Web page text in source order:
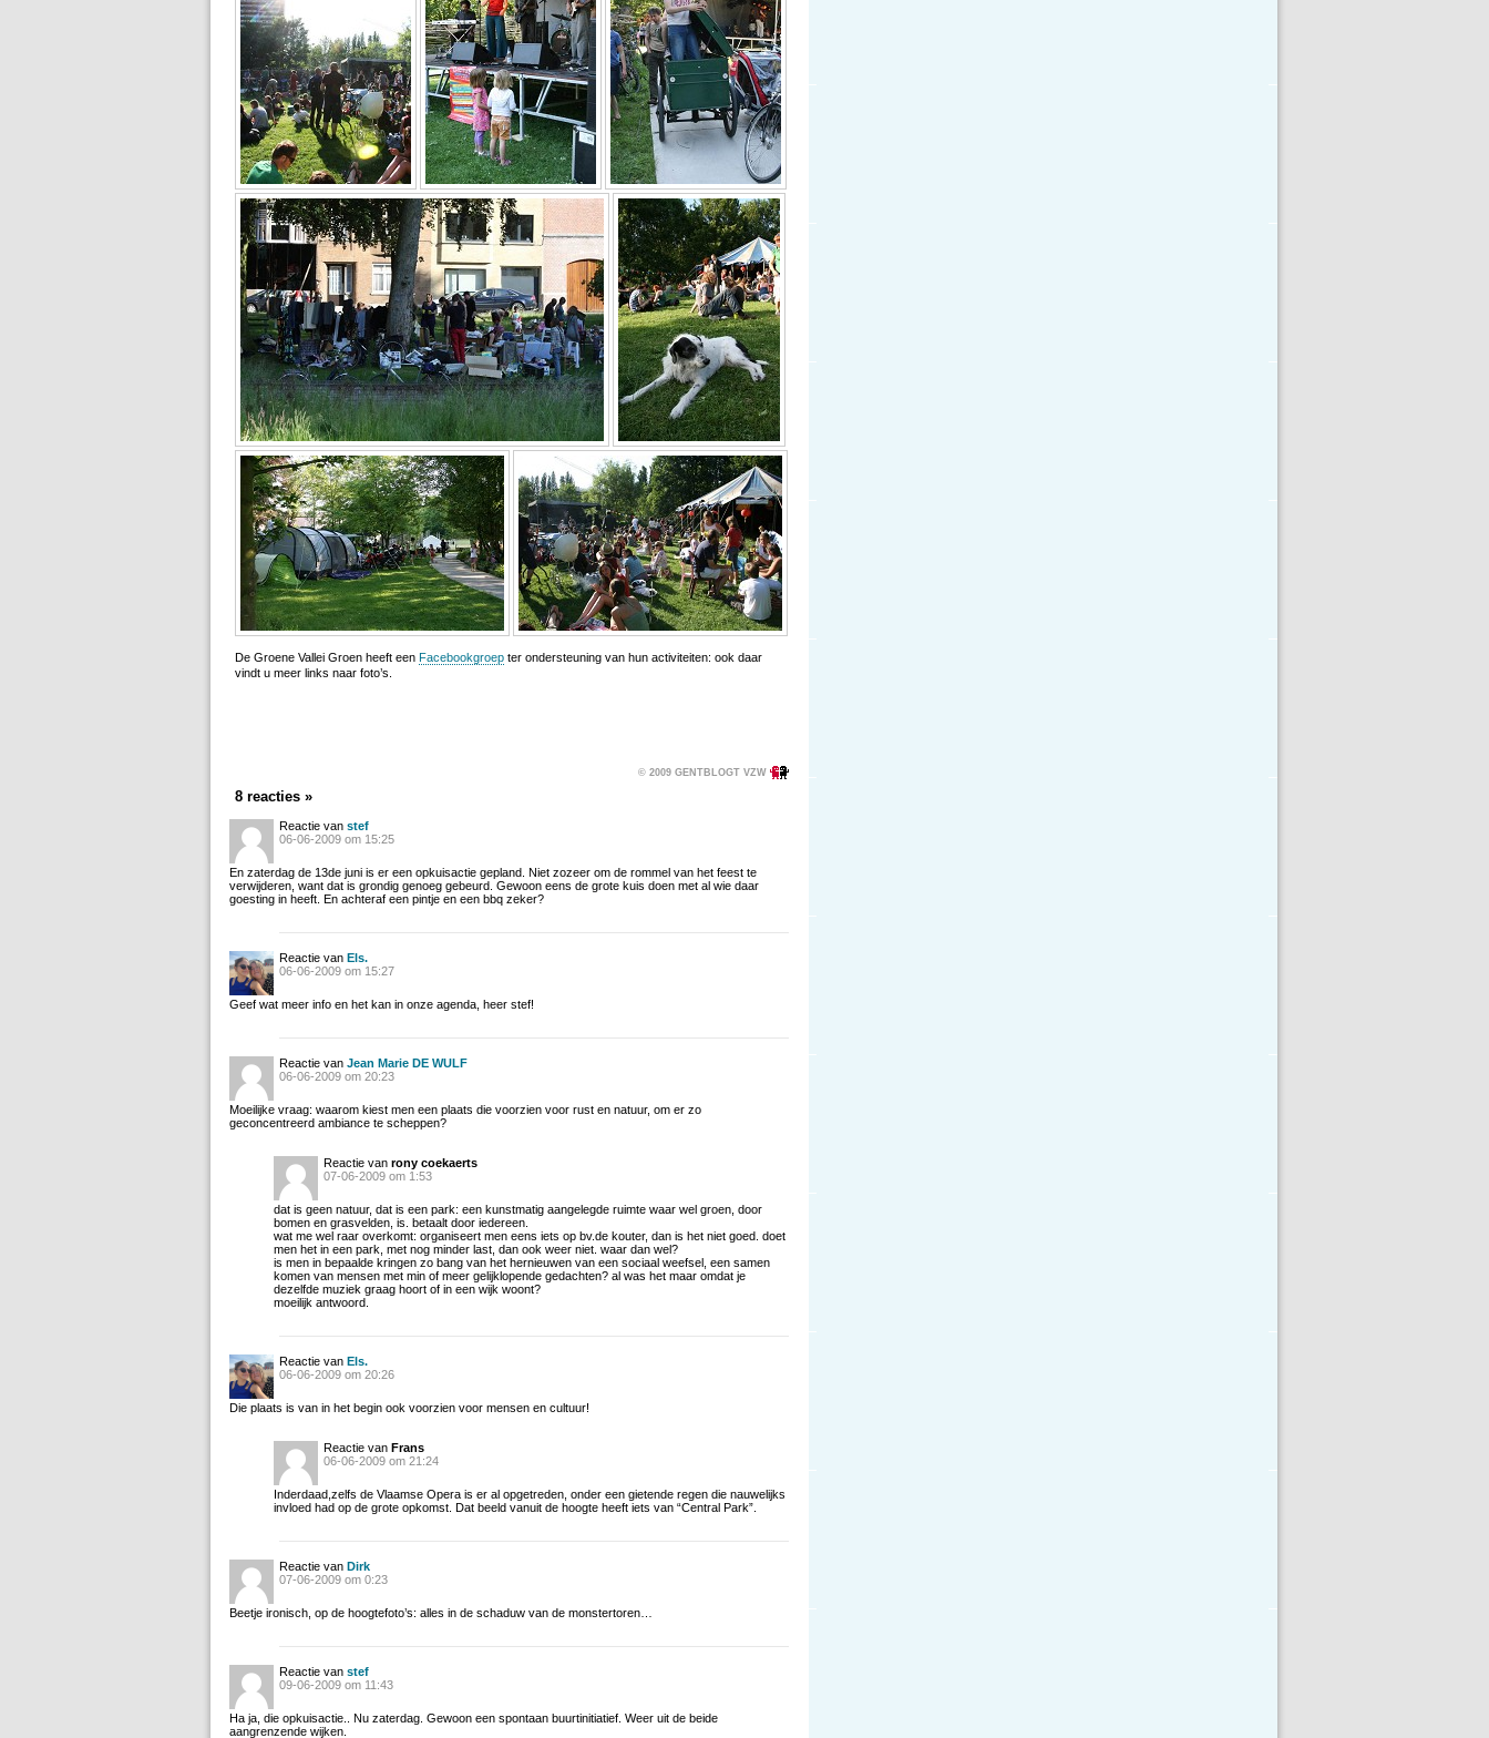
De Groene Vallei Groen heeft een Facebookgroep ter ondersteuning van hun activiteiten: ook daar
vindt u meer links naar foto’s.
© 2009 GENTBLOGT VZW
8 reacties »
Reactie van stef
06-06-2009 om 15:25
En zaterdag de 13de juni is er een opkuisactie gepland. Niet zozeer om de rommel van het feest te
verwijderen, want dat is grondig genoeg gebeurd. Gewoon eens de grote kuis doen met al wie daar
goesting in heeft. En achteraf een pintje en een bbq zeker?
Reactie van Els.
06-06-2009 om 15:27
Geef wat meer info en het kan in onze agenda, heer stef!
Reactie van Jean Marie DE WULF
06-06-2009 om 20:23
Moeilijke vraag: waarom kiest men een plaats die voorzien voor rust en natuur, om er zo
geconcentreerd ambiance te scheppen?
Reactie van rony coekaerts
07-06-2009 om 1:53
dat is geen natuur, dat is een park: een kunstmatig aangelegde ruimte waar wel groen, door
bomen en grasvelden, is. betaalt door iedereen.
wat me wel raar overkomt: organiseert men eens iets op bv.de kouter, dan is het niet goed. doet
men het in een park, met nog minder last, dan ook weer niet. waar dan wel?
is men in bepaalde kringen zo bang van het hernieuwen van een sociaal weefsel, een samen
komen van mensen met min of meer gelijklopende gedachten? al was het maar omdat je
dezelfde muziek graag hoort of in een wijk woont?
moeilijk antwoord.
Reactie van Els.
06-06-2009 om 20:26
Die plaats is van in het begin ook voorzien voor mensen en cultuur!
Reactie van Frans
06-06-2009 om 21:24
Inderdaad,zelfs de Vlaamse Opera is er al opgetreden, onder een gietende regen die nauwelijks
invloed had op de grote opkomst. Dat beeld vanuit de hoogte heeft iets van “Central Park”.
Reactie van Dirk
07-06-2009 om 0:23
Beetje ironisch, op de hoogtefoto’s: alles in de schaduw van de monstertoren…
Reactie van stef
09-06-2009 om 11:43
Ha ja, die opkuisactie.. Nu zaterdag. Gewoon een spontaan buurtinitiatief. Weer uit de beide
aangrenzende wijken.